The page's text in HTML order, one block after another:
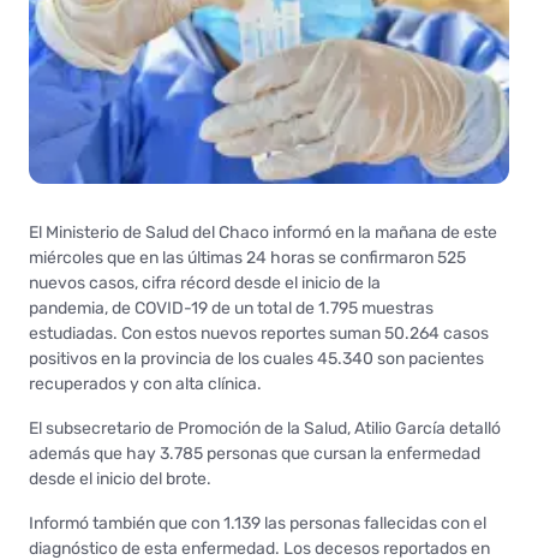
El Ministerio de Salud del Chaco informó en la mañana de este
miércoles que en las últimas 24 horas se confirmaron 525
nuevos casos, cifra récord desde el inicio de la
pandemia, de COVID-19 de un total de 1.795 muestras
estudiadas. Con estos nuevos reportes suman 50.264 casos
positivos en la provincia de los cuales 45.340 son pacientes
recuperados y con alta clínica.
El subsecretario de Promoción de la Salud, Atilio García detalló
además que hay 3.785 personas que cursan la enfermedad
desde el inicio del brote.
Informó también que con 1.139 las personas fallecidas con el
diagnóstico de esta enfermedad. Los decesos reportados en